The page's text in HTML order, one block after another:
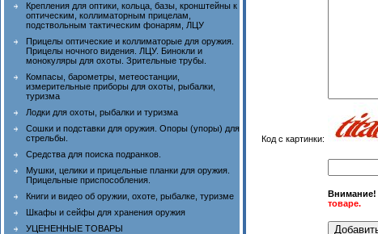
Крепления для оптики, кольца, базы, кронштейны к
оптическим, коллиматорным прицелам,
подствольным тактическим фонарям, ЛЦУ
Прицелы оптические и коллиматорые для оружия.
Прицелы ночного видения. ЛЦУ. Бинокли и
монокуляры для охоты. Зрительные трубы.
Компасы, барометры, метеостанции,
измерительные приборы для охоты, рыбалки,
туризма
Лодки для охоты, рыбалки и туризма
Сошки и подставки для оружия. Опоры (упоры) для
стрельбы.
Средства для поиска подранков.
Мушки, целики и прицельные планки для оружия.
Прицельные приспособления.
Книги и видео об оружии, охоте, рыбалке, туризме
Шкафы и сейфы для хранения оружия
УЦЕНЕННЫЕ ТОВАРЫ
Код с картинки:
Внимание!
товаре.